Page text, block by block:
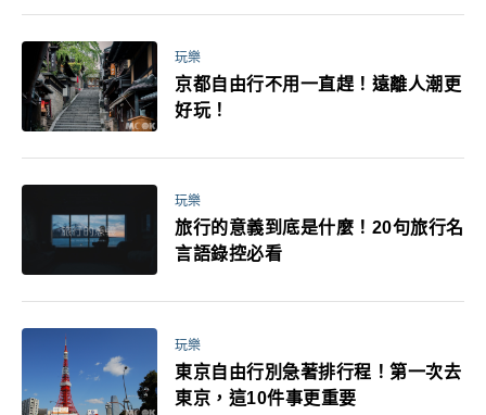
玩樂
京都自由行不用一直趕！遠離人潮更
好玩！
玩樂
旅行的意義到底是什麼！20句旅行名
言語錄控必看
玩樂
東京自由行別急著排行程！第一次去
東京，這10件事更重要